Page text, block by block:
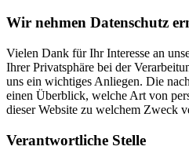
Wir nehmen Datenschutz
Vielen Dank für Ihr Interesse an
Ihrer Privatsphäre bei der
uns ein wichtiges Anliegen. Die
einen Überblick, welche Art von
dieser Website zu welchem Zweck
Verantwortliche Stelle